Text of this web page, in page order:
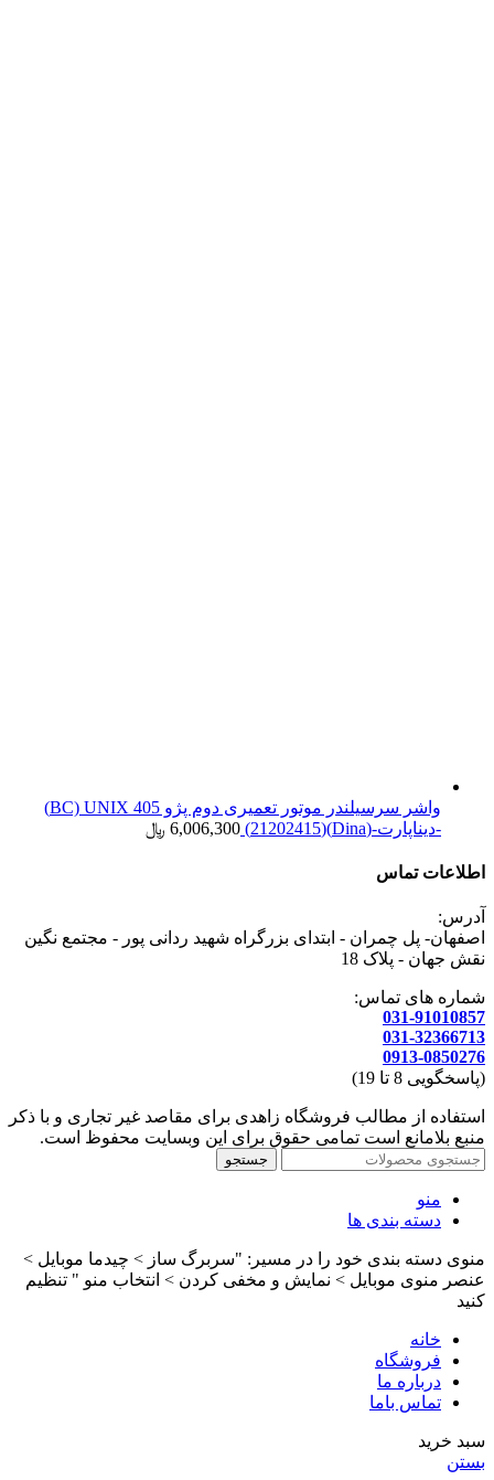
واشر سرسیلندر موتور تعمیری دوم پژو 405 BC) UNIX)
-دیناپارت-(Dina)(21202415)
6,006,300 ﷼
اطلاعات تماس
آدرس:
اصفهان- پل چمران - ابتدای بزرگراه شهید ردانی پور - مجتمع نگین
نقش جهان - پلاک 18
شماره های تماس:
031-91010857
031-32366713
0913-0850276
(پاسخگویی 8 تا 19)
استفاده از مطالب فروشگاه زاهدی برای مقاصد غیر تجاری و با ذکر
منبع بلامانع است تمامی حقوق برای این وبسایت محفوظ است.
جستجو
منو
دسته بندی ها
منوی دسته بندی خود را در مسیر: "سربرگ ساز > چیدما موبایل >
عنصر منوی موبایل > نمایش و مخفی کردن > انتخاب منو " تنظیم
کنید
خانه
فروشگاه
درباره ما
تماس باما
سبد خرید
بستن